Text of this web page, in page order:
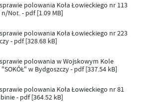
polowania Koła Łowieckiego nr 113
Not. - pdf [1.09 MB]
polowania Koła Łowieckiego nr 223
- pdf [328.68 kB]
polowania w Wojskowym Kole
w Bydgoszczy - pdf [337.54 kB]
polowania Koła Łowieckiego nr 81
- pdf [364.52 kB]